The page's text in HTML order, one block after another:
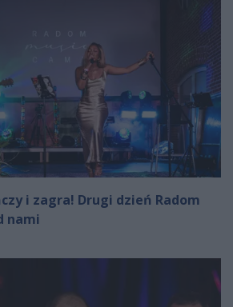
i zagra! Drugi dzień Radom
nami